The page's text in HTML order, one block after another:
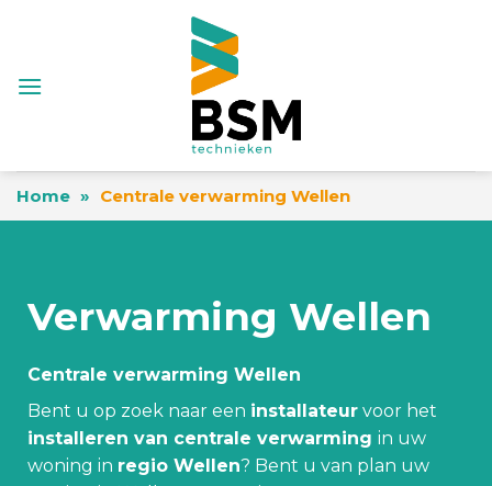
Home » Centrale verwarming Wellen
Verwarming Wellen
Centrale verwarming Wellen
Bent u op zoek naar een installateur voor het
installeren van centrale verwarming in uw
woning in regio Wellen? Bent u van plan uw